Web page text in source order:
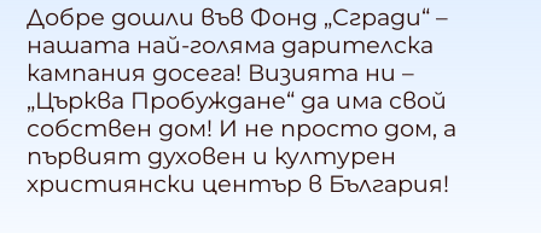
Добре дошли във Фонд „Сгради“ –
нашата най-голяма дарителска
кампания досега! Визията ни –
„Църква Пробуждане“ да има свой
собствен дом! И не просто дом, а
първият духовен и културен
християнски център в България!